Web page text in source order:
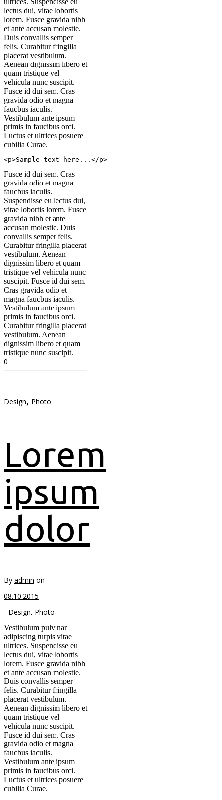
ultrices. Suspendisse eu
lectus dui, vitae lobortis
lorem. Fusce gravida nibh
et ante accusan molestie.
Duis convallis semper
felis. Curabitur fringilla
placerat vestibulum.
Aenean dignissim libero et
quam tristique vel
vehicula nunc suscipit.
Fusce id dui sem. Cras
gravida odio et magna
faucbus iaculis.
Vestibulum ante ipsum
primis in faucibus orci.
Luctus et ultrices posuere
cubilia Curae.
<p>Sample text here...</p>
Fusce id dui sem. Cras
gravida odio et magna
faucbus iaculis.
Suspendisse eu lectus dui,
vitae lobortis lorem. Fusce
gravida nibh et ante
accusan molestie. Duis
convallis semper felis.
Curabitur fringilla placerat
vestibulum. Aenean
dignissim libero et quam
tristique vel vehicula nunc
suscipit. Fusce id dui sem.
Cras gravida odio et
magna faucbus iaculis.
Vestibulum ante ipsum
primis in faucibus orci.
Curabitur fringilla placerat
vestibulum. Aenean
dignissim libero et quam
tristique nunc suscipit.
0
Design, Photo
Lorem
ipsum
dolor
By admin on
08.10.2015
- Design, Photo
Vestibulum pulvinar
adipiscing turpis vitae
ultrices. Suspendisse eu
lectus dui, vitae lobortis
lorem. Fusce gravida nibh
et ante accusan molestie.
Duis convallis semper
felis. Curabitur fringilla
placerat vestibulum.
Aenean dignissim libero et
quam tristique vel
vehicula nunc suscipit.
Fusce id dui sem. Cras
gravida odio et magna
faucbus iaculis.
Vestibulum ante ipsum
primis in faucibus orci.
Luctus et ultrices posuere
cubilia Curae.